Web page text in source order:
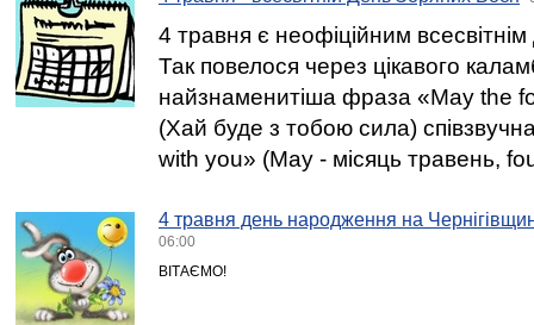
4 травня є неофіційним
Так повелося через цікавого
найзнаменитіша фраза «May the
(Хай буде з тобою сила)
with you» (May - місяць травень,
4 травня день народження на
06:00
ВІТАЄМО!